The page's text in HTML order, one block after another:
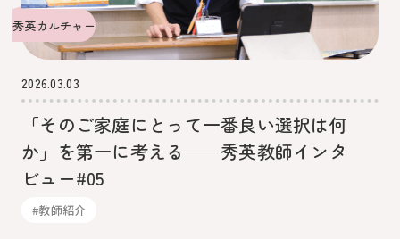
秀英カルチャー
2026.03.03
「そのご家庭にとって一番良い選択は何
か」を第一に考える──秀英教師インタ
ビュー#05
#教師紹介